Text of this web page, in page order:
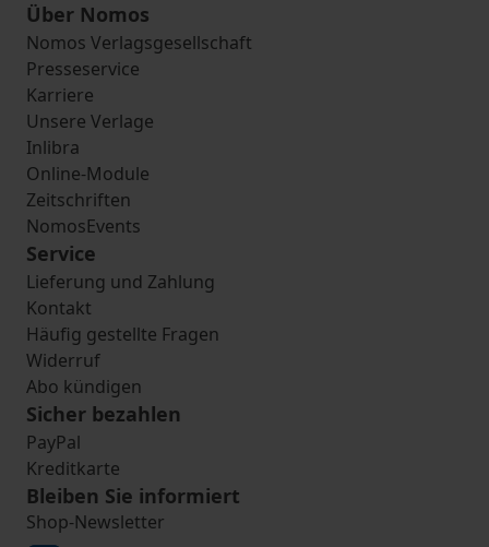
Über Nomos
Nomos Verlagsgesellschaft
Presseservice
Karriere
Unsere Verlage
Inlibra
Online-Module
Zeitschriften
NomosEvents
Service
Lieferung und Zahlung
Kontakt
Häufig gestellte Fragen
Widerruf
Abo kündigen
Sicher bezahlen
PayPal
Kreditkarte
Bleiben Sie informiert
Shop-Newsletter